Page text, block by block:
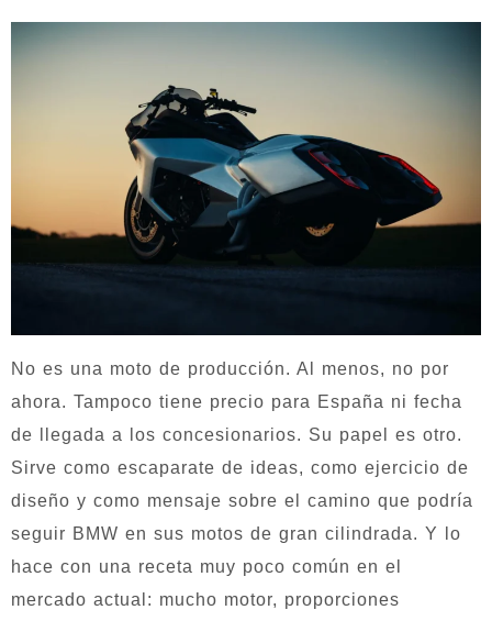
No es una moto de producción. Al menos, no por
ahora. Tampoco tiene precio para España ni fecha
de llegada a los concesionarios. Su papel es otro.
Sirve como escaparate de ideas, como ejercicio de
diseño y como mensaje sobre el camino que podría
seguir BMW en sus motos de gran cilindrada. Y lo
hace con una receta muy poco común en el
mercado actual: mucho motor, proporciones